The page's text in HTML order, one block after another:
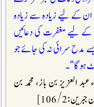
کے لیے زیادہ سے زیادہ
کے لیے مغفرت کی دعائیں
مدح سرائی نہ کی جائے جو
ہوگا“۔
العزيز بن باز، محمد بن
: 2 / 106]